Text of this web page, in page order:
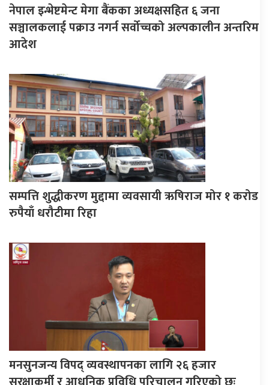
नेपाल इन्भेष्टमेन्ट मेगा बैंकका अध्यक्षसहित ६ जना
सञ्चालकलाई पक्राउ नगर्न सर्वोच्चको अल्पकालीन अन्तरिम
आदेश
सम्पत्ति शुद्धीकरण मुद्दामा व्यवसायी ऋषिराज मोर १ करोड
रुपैयाँ धरौटीमा रिहा
मनसुनजन्य विपद् व्यवस्थापनका लागि २६ हजार